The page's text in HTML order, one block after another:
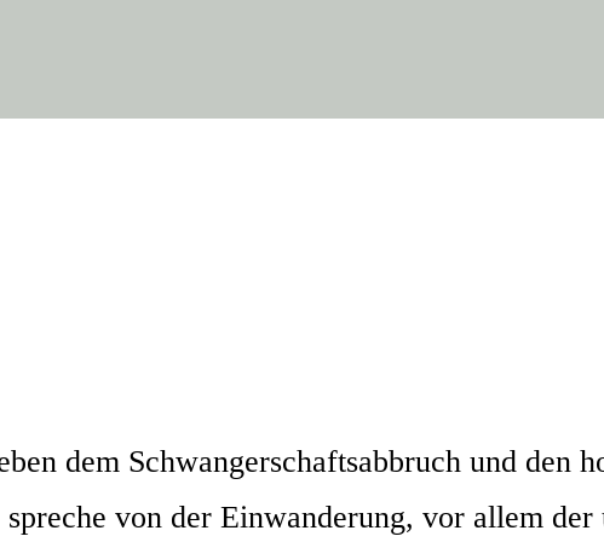
dem Schwan­ger­schafts­ab­bruch und den
von der Ein­wan­de­rung, vor allem